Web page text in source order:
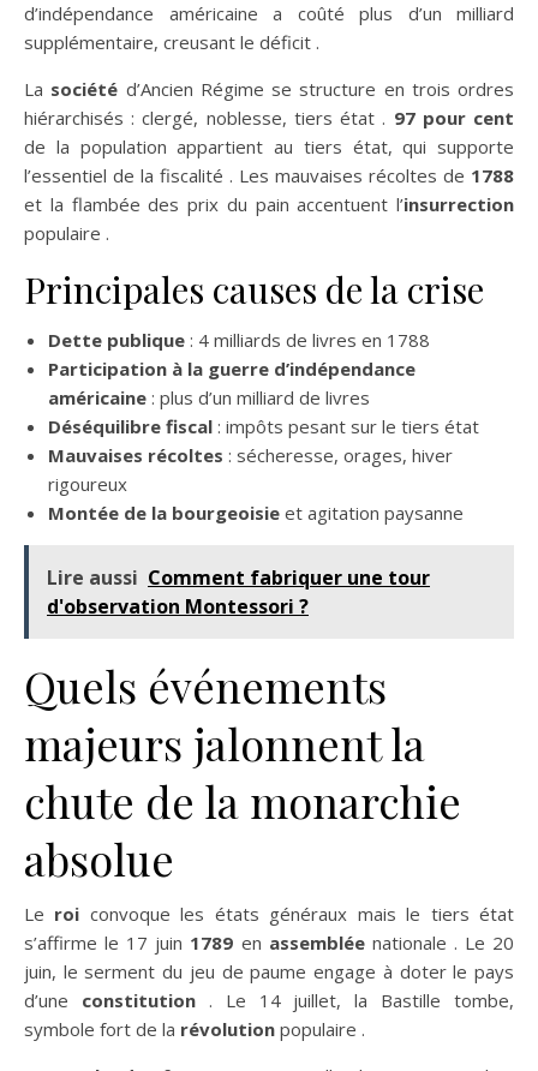
d’indépendance américaine a coûté plus d’un milliard
supplémentaire, creusant le déficit .
La société d’Ancien Régime se structure en trois ordres
hiérarchisés : clergé, noblesse, tiers état . 97 pour cent
de la population appartient au tiers état, qui supporte
l’essentiel de la fiscalité . Les mauvaises récoltes de 1788
et la flambée des prix du pain accentuent l’insurrection
populaire .
Principales causes de la crise
Dette publique : 4 milliards de livres en 1788
Participation à la guerre d’indépendance
américaine : plus d’un milliard de livres
Déséquilibre fiscal : impôts pesant sur le tiers état
Mauvaises récoltes : sécheresse, orages, hiver
rigoureux
Montée de la bourgeoisie et agitation paysanne
Lire aussi Comment fabriquer une tour
d'observation Montessori ?
Quels événements
majeurs jalonnent la
chute de la monarchie
absolue
Le roi convoque les états généraux mais le tiers état
s’affirme le 17 juin 1789 en assembléenationale . Le 20
juin, le serment du jeu de paume engage à doter le pays
d’une constitution. Le 14 juillet, la Bastille tombe,
symbole fort de la révolution populaire .